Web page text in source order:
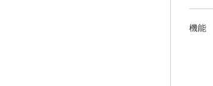
機能